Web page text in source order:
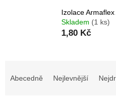
Izolace
Skladem (1 ks)
1,80 Kč
Abecedně Nejlevnější